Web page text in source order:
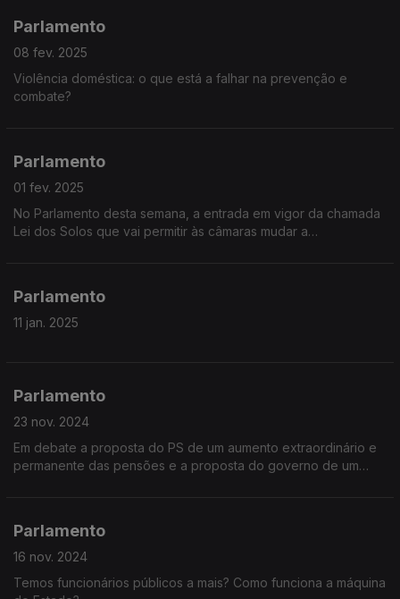
Parlamento
08 fev. 2025
Violência doméstica: o que está a falhar na prevenção e
combate?
Parlamento
01 fev. 2025
No Parlamento desta semana, a entrada em vigor da chamada
Lei dos Solos que vai permitir às câmaras mudar a
Parlamento
11 jan. 2025
Parlamento
23 nov. 2024
Em debate a proposta do PS de um aumento extraordinário e
permanente das pensões e a proposta do governo de um
Parlamento
16 nov. 2024
Temos funcionários públicos a mais? Como funciona a máquina